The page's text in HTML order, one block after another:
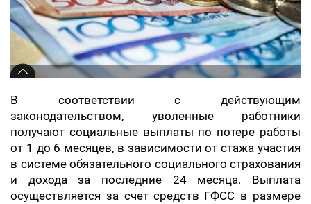
В соответствии с действующим
законодательством, уволенные работники
получают социальные выплаты по потере работы
от 1 до 6 месяцев, в зависимости от стажа участия
в системе обязательного социального страхования
и дохода за последние 24 месяца. Выплата
осуществляется за счет средств ГФСС в размере